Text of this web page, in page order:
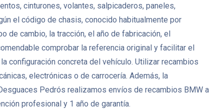
cinturones, volantes, salpicaderos, paneles,
el código de chasis, conocido habitualmente por
de cambio, la tracción, el año de fabricación, el
comprobar la referencia original y facilitar el
configuración concreta del vehículo. Utilizar recambios
electrónicas o de carrocería. Además, la
Pedrós realizamos envíos de recambios BMW a
profesional y 1 año de garantía.